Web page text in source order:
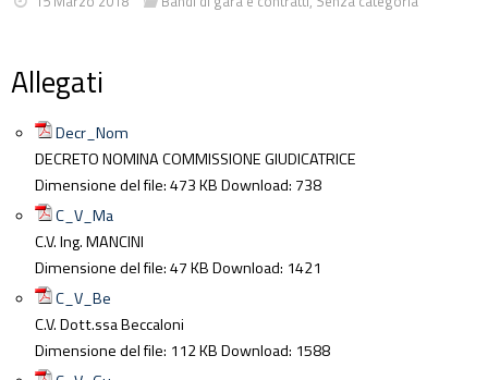
Allegati
Decr_Nom
DECRETO NOMINA COMMISSIONE GIUDICATRICE
Dimensione del file:473 KBDownload: 738
C_V_Ma
C.V. Ing. MANCINI
Dimensione del file:47 KBDownload: 1421
C_V_Be
C.V. Dott.ssa Beccaloni
Dimensione del file: 112 KBDownload: 1588